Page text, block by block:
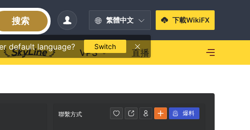
搜索 繁體中文
default language? Switch
下載WikiFX
VPS 直播
聯繫方式 爆料